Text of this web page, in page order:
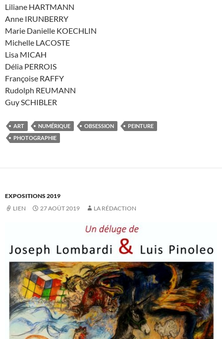
Liliane HARTMANN
Anne IRUNBERRY
Marie Danielle KOECHLIN
Michelle LACOSTE
Lisa MICAH
Délia PERROIS
Françoise RAFFY
Rudolph REUMANN
Guy SCHIBLER
ART NUMÉRIQUE OBSESSION
PEINTURE
PHOTOGRAPHIE
EXPOSITIONS 2019
LIEN
27 AOÛT 2019 LA RÉDACTION